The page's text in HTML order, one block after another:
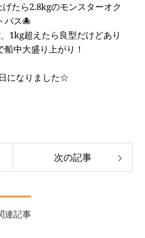
たら2.8kgのモンスターオク
パス🐙
1kg超えたら良型だけどあり
船中大盛り上がり！
になりました☆
次の記事
連記事